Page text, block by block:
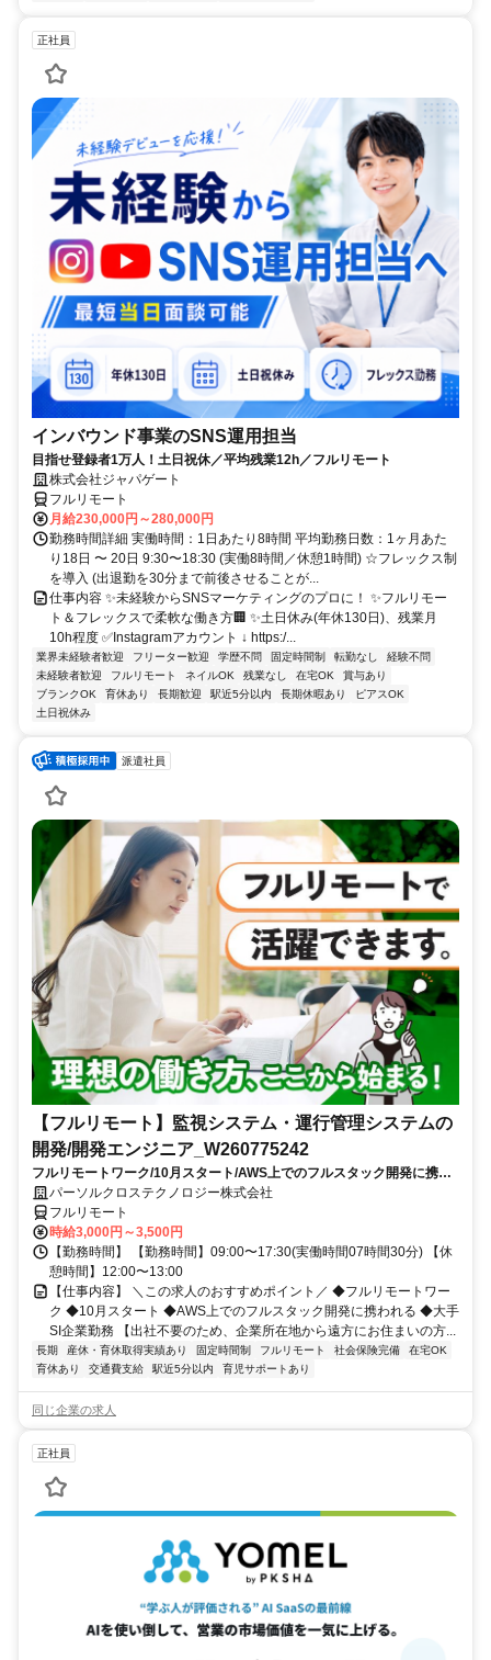
正社員
インバウンド事業のSNS運用担当
目指せ登録者1万人！土日祝休／平均残業12h／フルリモート
株式会社ジャパゲート
フルリモート
月給230,000円～280,000円
勤務時間詳細 実働時間：1日あたり8時間 平均勤務日数：1ヶ月あた
り18日 〜 20日 9:30〜18:30 (実働8時間／休憩1時間) ☆フレックス制
を導入 (出退勤を30分まで前後させることが...
仕事内容 ✨未経験からSNSマーケティングのプロに！ ✨フルリモー
ト＆フレックスで柔軟な働き方🏢 ✨土日休み(年休130日)、残業月
10h程度 ✅Instagramアカウント ↓ https:/...
業界未経験者歓迎 フリーター歓迎 学歴不問 固定時間制 転勤なし
経験不問
未経験者歓迎
フルリモート ネイルOK 残業なし 在宅OK
賞与あり
ブランクOK
育休あり 長期歓迎 駅近5分以内 長期休暇あり
ピアスOK
土日祝休み
派遣社員
【フルリモート】監視システム・運行管理システムの
開発/開発エンジニア_W260775242
フルリモートワーク/10月スタート/AWS上でのフルスタック開発に携わ
れる/大手SI企業勤務
パーソルクロステクノロジー株式会社
フルリモート
時給3,000円～3,500円
【勤務時間】 【勤務時間】09:00〜17:30(実働時間07時間30分) 【休
憩時間】12:00〜13:00
【仕事内容】 ＼この求人のおすすめポイント／ ◆フルリモートワー
ク ◆10月スタート ◆AWS上でのフルスタック開発に携われる ◆大手
SI企業勤務 【出社不要のため、企業所在地から遠方にお住まいの方...
長期 産休・育休取得実績あり 固定時間制 フルリモート 社会保険完備
在宅OK
育休あり
交通費支給 駅近5分以内 育児サポートあり
同じ企業の求人
正社員